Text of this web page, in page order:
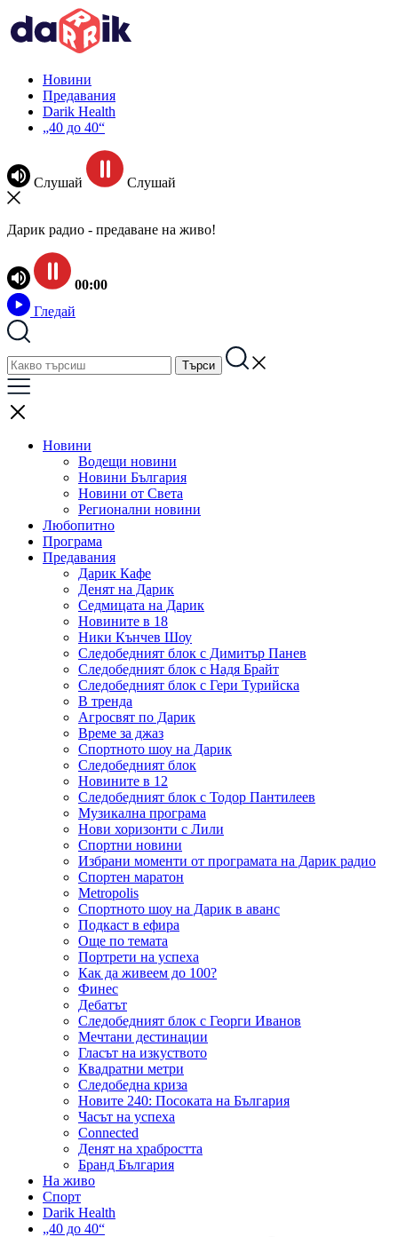
Новини
Предавания
Darik Health
„40 до 40“
Слушай Слушай
Дарик радио - предаване на живо!
00:00
Гледай
Новини
Водещи новини
Новини България
Новини от Света
Регионални новини
Любопитно
Програма
Предавания
Дарик Кафе
Денят на Дарик
Седмицата на Дарик
Новините в 18
Ники Кънчев Шоу
Следобедният блок с Димитър Панев
Следобедният блок с Надя Брайт
Следобедният блок с Гери Турийска
В тренда
Агросвят по Дарик
Време за джаз
Спортното шоу на Дарик
Следобедният блок
Новините в 12
Следобедният блок с Тодор Пантилеев
Музикална програма
Нови хоризонти с Лили
Спортни новини
Избрани моменти от програмата на Дарик радио
Спортен маратон
Metropolis
Спортното шоу на Дарик в аванс
Подкаст в ефира
Още по темата
Портрети на успеха
Как да живеем до 100?
Финес
Дебатът
Следобедният блок с Георги Иванов
Мечтани дестинации
Гласът на изкуството
Квадратни метри
Следобедна криза
Новите 240: Посоката на България
Часът на успеха
Connected
Денят на храбростта
Бранд България
На живо
Спорт
Darik Health
„40 до 40“